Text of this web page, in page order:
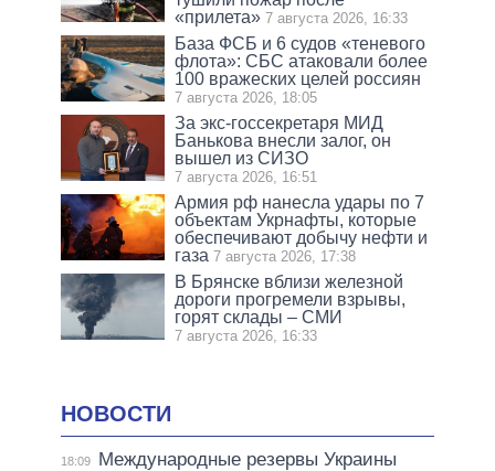
«прилета» 7 августа 2026, 16:33
База ФСБ и 6 судов «теневого
флота»: СБС атаковали более
100 вражеских целей россиян
7 августа 2026, 18:05
За экс-госсекретаря МИД
Банькова внесли залог, он
вышел из СИЗО
7 августа 2026, 16:51
Армия рф нанесла удары по 7
объектам Укрнафты, которые
обеспечивают добычу нефти и
газа 7 августа 2026, 17:38
В Брянске вблизи железной
дороги прогремели взрывы,
горят склады – СМИ
7 августа 2026, 16:33
НОВОСТИ
18:09
Международные резервы Украины